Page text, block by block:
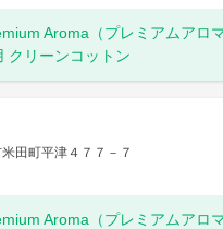
Aroma（プレミアムアロ
クリーンコットン
田町平津４７７－７
Aroma（プレミアムアロ